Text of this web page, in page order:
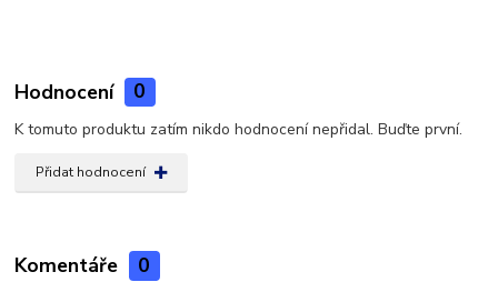
Hodnocení 0
K tomuto produktu zatím nikdo hodnocení nepřidal. Buďte první.
Přidat hodnocení
Komentáře 0